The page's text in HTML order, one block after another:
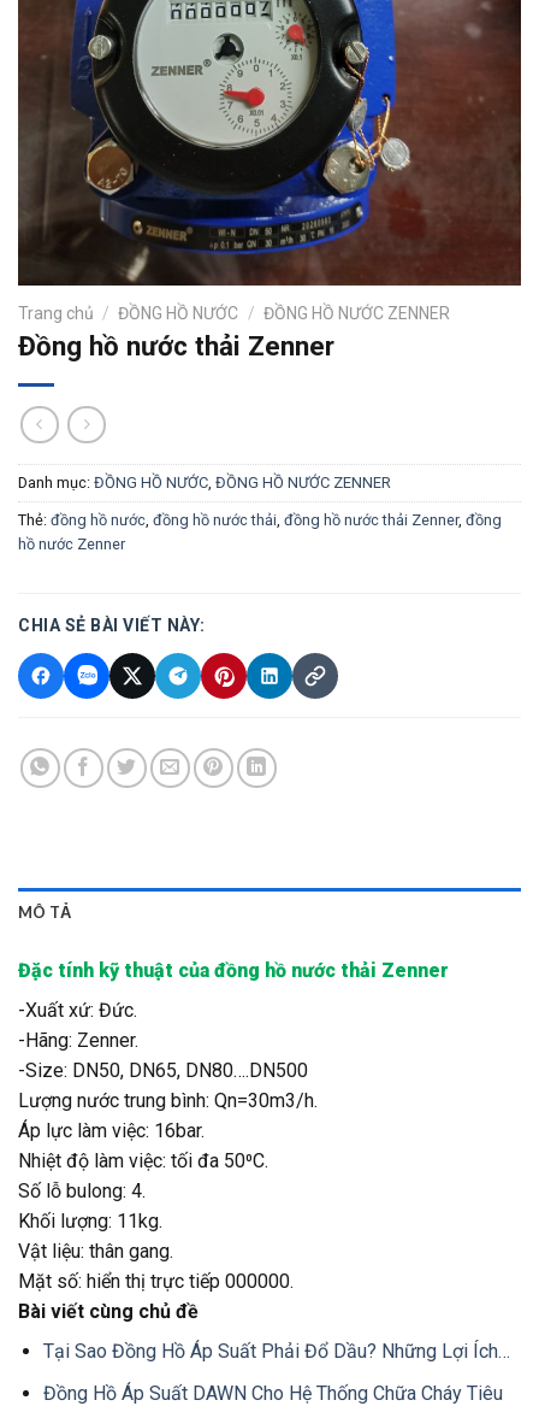
Trang chủ / ĐỒNG HỒ NƯỚC / ĐỒNG HỒ NƯỚC ZENNER
Đồng hồ nước thải Zenner
Danh mục: ĐỒNG HỒ NƯỚC ĐỒNG HỒ NƯỚC ZENNER
Thẻ: đồng hồ nước đồng hồ nước thải đồng hồ nước thải Zenner, đồng
hồ nước Zenner
CHIA SẺ BÀI VIẾT NÀY:
MÔ TẢ
Đặc tính kỹ thuật của đồng hồ nước thải Zenner
-Xuất xứ: Đức.
-Hãng: Zenner.
-Size: DN50, DN65, DN80….DN500
Lượng nước trung bình: Qn=30m3/h.
Áp lực làm việc: 16bar.
Nhiệt độ làm việc: tối đa 50⁰C.
Số lỗ bulong: 4.
Khối lượng: 11kg.
Vật liệu: thân gang.
Mặt số: hiển thị trực tiếp 000000.
Bài viết cùng chủ đề
Tại Sao Đồng Hồ Áp Suất Phải Đổ Dầu? Những Lợi Ích…
Đồng Hồ Áp Suất DAWN Cho Hệ Thống Chữa Cháy Tiêu